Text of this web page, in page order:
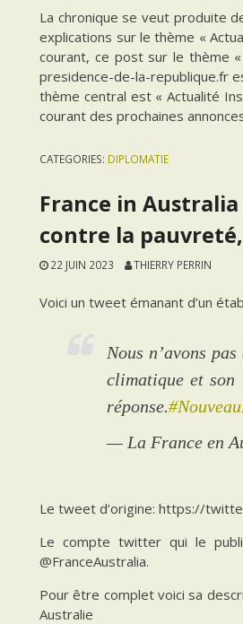
La chronique se veut produite
explications sur le thème «
courant, ce post sur le thème
presidence-de-la-republique.fr
thème central est « Actualité
courant des prochaines
CATEGORIES: DIPLOMATIE
France in
contre la
22 JUIN 2023 THIERRY PERRIN
Voici un tweet émanant d’un
Nous n’avons
climatique et
réponse.
— La France en
Le tweet d’origine: https://
Le compte twitter qui le
@FranceAustralia.
Pour être complet voici sa
Australie